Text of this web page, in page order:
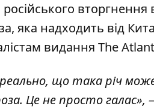
російського
яка надходить від
видання The
що така річ
Це не просто галас»,